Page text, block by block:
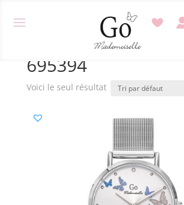
/ Produit Référence / 695394
695394
Voici le seul résultat